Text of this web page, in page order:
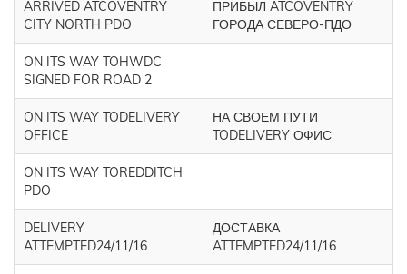
ARRIVED ATCOVENTRY
CITY NORTH PDO
ПРИБЫЛ ATCOVENTRY
ГОРОДА СЕВЕРО-ПДО
ON ITS WAY TOHWDC
SIGNED FOR ROAD 2
ON ITS WAY TODELIVERY
OFFICE
НА СВОЕМ ПУТИ
TODELIVERY ОФИС
ON ITS WAY TOREDDITCH
PDO
DELIVERY
ATTEMPTED24/11/16
ДОСТАВКА
ATTEMPTED24/11/16